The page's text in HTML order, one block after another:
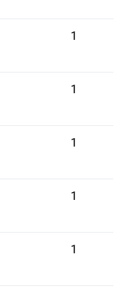
1
1
1
1
1